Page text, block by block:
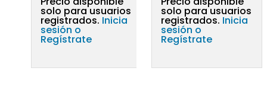
solo para usuarios
registrados. Inicia
sesión o
Regístrate
solo para usuarios
registrados. Inicia
sesión o
Regístrate